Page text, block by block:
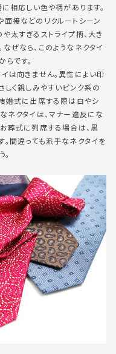
相応しい色や柄があります。
接などのリクルートシーン
太すぎるストライプ柄、大き
ぜなら、このようなネクタイ
です。
は向きません。異性によい印
しく親しみやすいピンク系の
婚式に出席する際は白やシ
ネクタイは、マナー違反にな
葬式に列席する場合は、黒
間違っても派手なネクタイを